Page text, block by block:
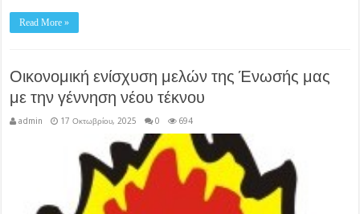
Read More »
Οικονομική ενίσχυση μελών της Ένωσής μας
με την γέννηση νέου τέκνου
admin 17 Οκτωβρίου, 2025 0 694